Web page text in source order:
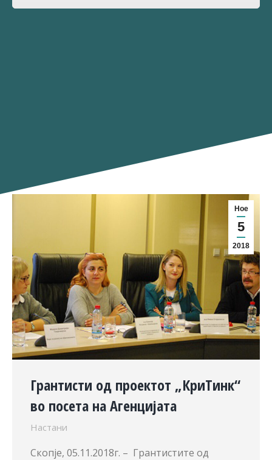
Ное
5
2018
Грантисти од проектот „КриТинк“
во посета на Агенцијата
Настани
Скопје, 05.11.2018г. – Грантистите од